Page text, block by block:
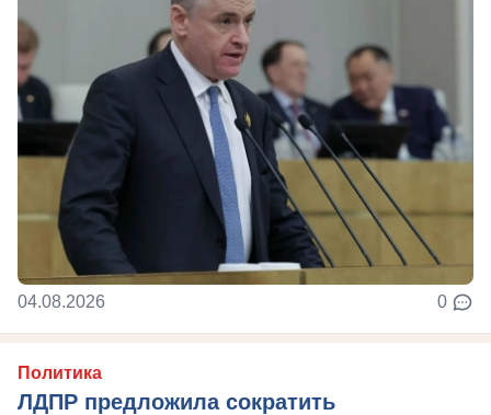
04.08.2026 0
Политика
ЛДПР предложила сократить